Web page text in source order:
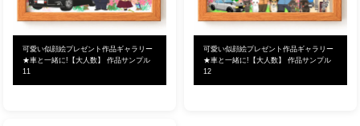
可愛い似顔絵プレゼント作品ギャラリー
★車と一緒に!【大人数】 作品サンプル
11
可愛い似顔絵プレゼント作品ギャラリー
★車と一緒に!【大人数】 作品サンプル
12